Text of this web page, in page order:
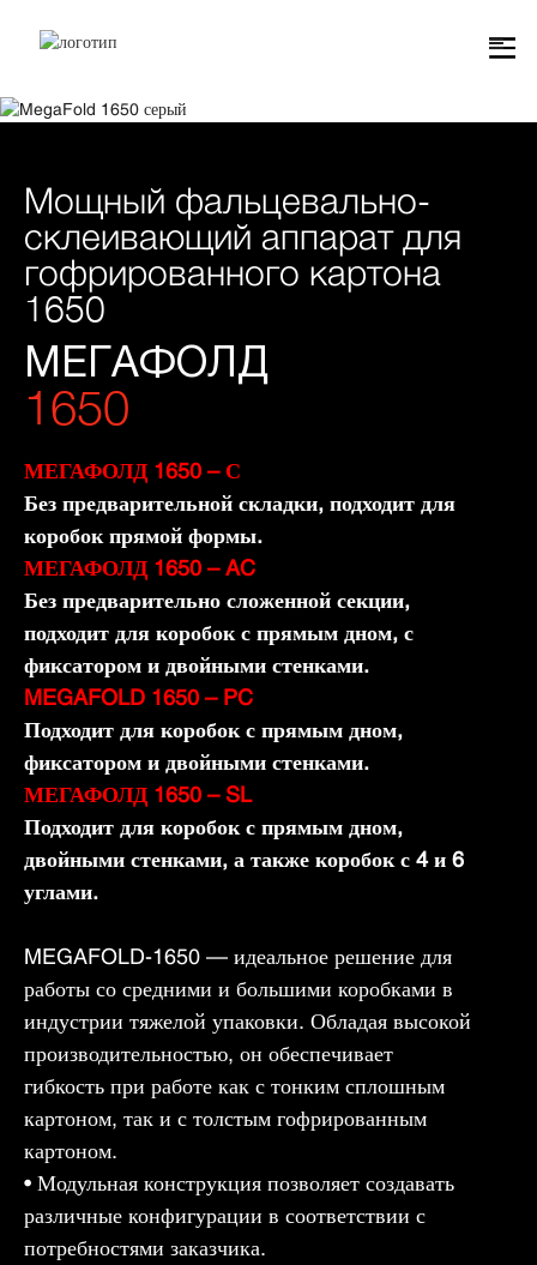
Мощный фальцевально-
склеивающий аппарат для
гофрированного картона
1650
МЕГАФОЛД
1650
МЕГАФОЛД 1650 – С
Без предварительной складки, подходит для
коробок прямой формы.
МЕГАФОЛД 1650 – AC
Без предварительно сложенной секции,
подходит для коробок с прямым дном, с
фиксатором и двойными стенками.
MEGAFOLD 1650 – PC
Подходит для коробок с прямым дном,
фиксатором и двойными стенками.
МЕГАФОЛД 1650 – SL
Подходит для коробок с прямым дном,
двойными стенками, а также коробок с 4 и 6
углами.
MEGAFOLD-1650 — идеальное решение для
работы со средними и большими коробками в
индустрии тяжелой упаковки. Обладая высокой
производительностью, он обеспечивает
гибкость при работе как с тонким сплошным
картоном, так и с толстым гофрированным
картоном.
• Модульная конструкция позволяет создавать
различные конфигурации в соответствии с
потребностями заказчика.